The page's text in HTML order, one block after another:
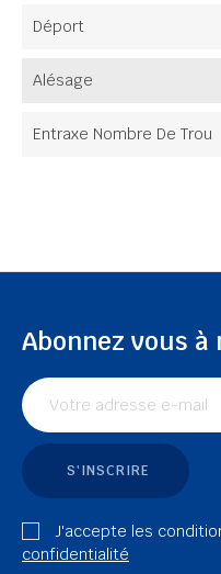
Déport
Alésage
Entraxe Nombre De Trou
Abonnez vous
S'INSCRIRE
J'accepte les
confidentialité